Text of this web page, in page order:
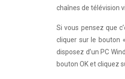
chaînes de télévision
Si vous pensez que
cliquer sur le bouton
disposez d’un PC
bouton OK et cliquez